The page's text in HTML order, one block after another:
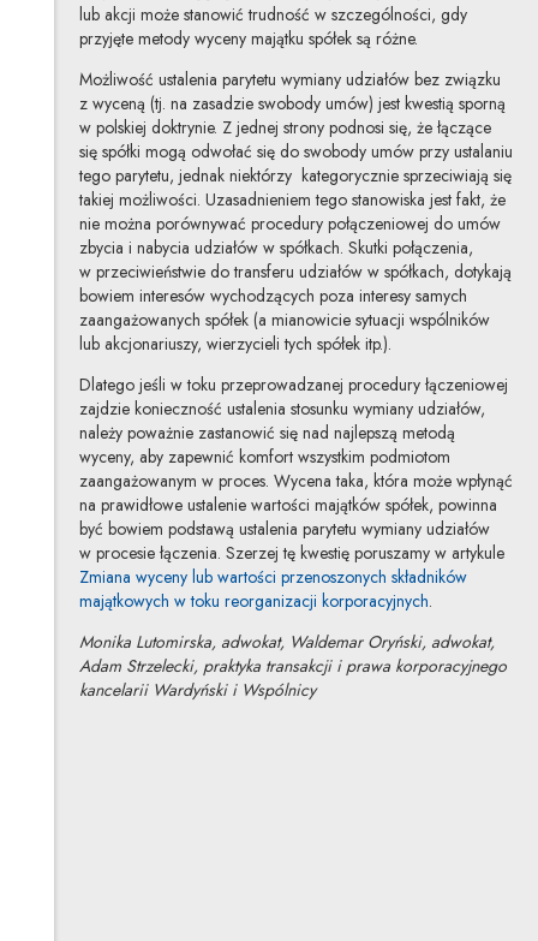
lub akcji może stanowić trudność w szczególności, gdy
przyjęte metody wyceny majątku spółek są różne.
Możliwość ustalenia parytetu wymiany udziałów bez związku
z wyceną (tj. na zasadzie swobody umów) jest kwestią sporną
w polskiej doktrynie. Z jednej strony podnosi się, że łączące
się spółki mogą odwołać się do swobody umów przy ustalaniu
tego parytetu, jednak niektórzy kategorycznie sprzeciwiają się
takiej możliwości. Uzasadnieniem tego stanowiska jest fakt, że
nie można porównywać procedury połączeniowej do umów
zbycia i nabycia udziałów w spółkach. Skutki połączenia,
w przeciwieństwie do transferu udziałów w spółkach, dotykają
bowiem interesów wychodzących poza interesy samych
zaangażowanych spółek (a mianowicie sytuacji wspólników
lub akcjonariuszy, wierzycieli tych spółek itp.).
Dlatego jeśli w toku przeprowadzanej procedury łączeniowej
zajdzie konieczność ustalenia stosunku wymiany udziałów,
należy poważnie zastanowić się nad najlepszą metodą
wyceny, aby zapewnić komfort wszystkim podmiotom
zaangażowanym w proces. Wycena taka, która może wpłynąć
na prawidłowe ustalenie wartości majątków spółek, powinna
być bowiem podstawą ustalenia parytetu wymiany udziałów
w procesie łączenia. Szerzej tę kwestię poruszamy w artykule
Zmiana wyceny lub wartości przenoszonych składników
majątkowych w toku reorganizacji korporacyjnych.
Monika Lutomirska, adwokat, Waldemar Oryński, adwokat,
Adam Strzelecki, praktyka transakcji i prawa korporacyjnego
kancelarii Wardyński i Wspólnicy